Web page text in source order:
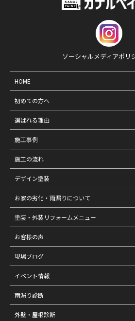
ソーシャルメディアポリ
HOME
初めての方へ
選ばれる理由
施工事例
施工の流れ
デザイン塗装
お家の劣化・雨漏りについて
塗装・外装リフォームメニュー
お客様の声
現場ブログ
イベント情報
雨漏り診断
外壁・屋根診断